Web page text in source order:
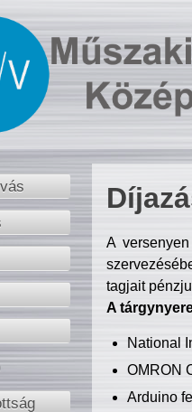
A
tagjait
A
National
OMRON
Arduino